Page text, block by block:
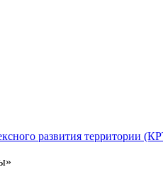
развития территории